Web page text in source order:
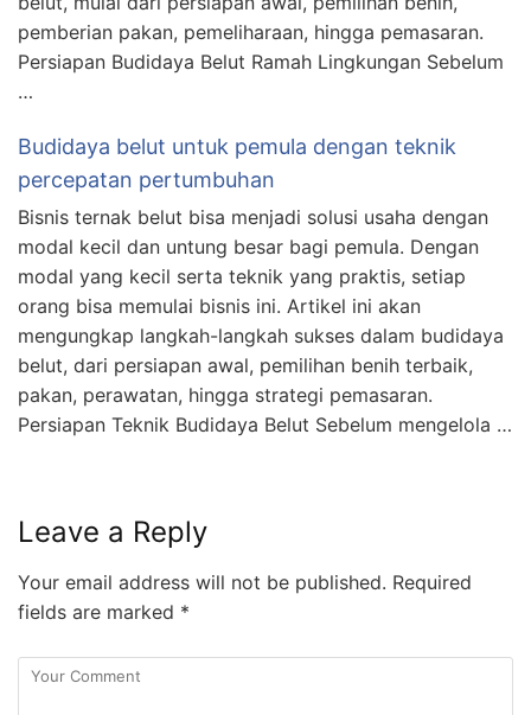
pemberian pakan, pemeliharaan, hingga pemasaran.
Persiapan Budidaya Belut Ramah Lingkungan Sebelum
…
Budidaya belut untuk pemula dengan teknik
percepatan pertumbuhan
Bisnis ternak belut bisa menjadi solusi usaha dengan
modal kecil dan untung besar bagi pemula. Dengan
modal yang kecil serta teknik yang praktis, setiap
orang bisa memulai bisnis ini. Artikel ini akan
mengungkap langkah-langkah sukses dalam budidaya
belut, dari persiapan awal, pemilihan benih terbaik,
pakan, perawatan, hingga strategi pemasaran.
Persiapan Teknik Budidaya Belut Sebelum mengelola …
Leave a Reply
Your email address will not be published. Required
fields are marked *